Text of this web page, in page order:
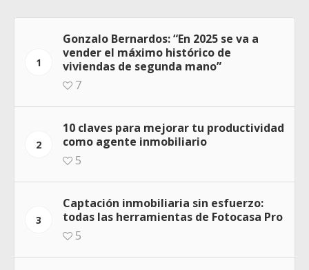
1
Gonzalo Bernardos: “En 2025 se va a
vender el máximo histórico de
viviendas de segunda mano”
7
2
10 claves para mejorar tu productividad
como agente inmobiliario
5
3
Captación inmobiliaria sin esfuerzo:
todas las herramientas de Fotocasa Pro
5